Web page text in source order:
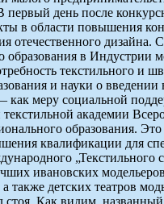
день после
в области повышения
дизайна.
в Индустрии
текстильного и
и науки о
меру социальной
академии
образования.
квалификации для
„Текстильного
ивановских
детских театров
Как видим,